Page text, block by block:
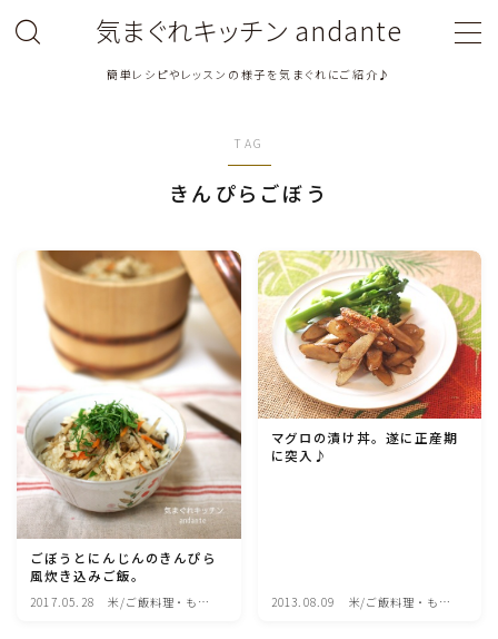
気まぐれキッチン andante
簡単レシピやレッスンの様子を気まぐれにご紹介♪
鶏肉料理
豚肉料理
牛肉料理
ひき肉料理
魚介料理
卵料理
TAG
きんぴらごぼう
ごぼうとにんじんのきんぴら
風炊き込みご飯。
2017.05.28
米/ご飯料理・もち
マグロの漬け丼。遂に正産期
に突入♪
2013.08.09
米/ご飯料理・もち